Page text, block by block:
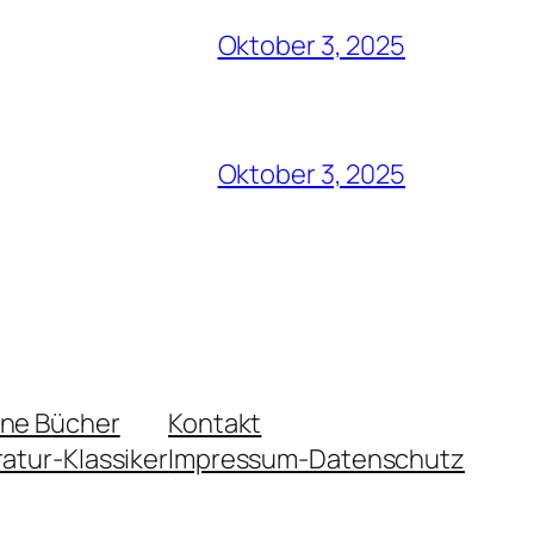
Oktober 3, 2025
Oktober 3, 2025
Bücher
Klassiker
Kontakt
Impressum-Datenschutz